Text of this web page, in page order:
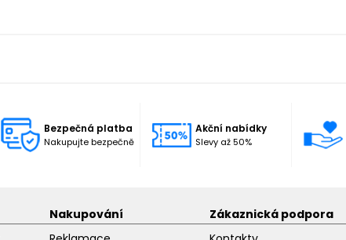
Bezpečná platba
Nakupujte bezpečně
Akční nabídky
Slevy až 50%
Nakupování
Zákaznická podpora